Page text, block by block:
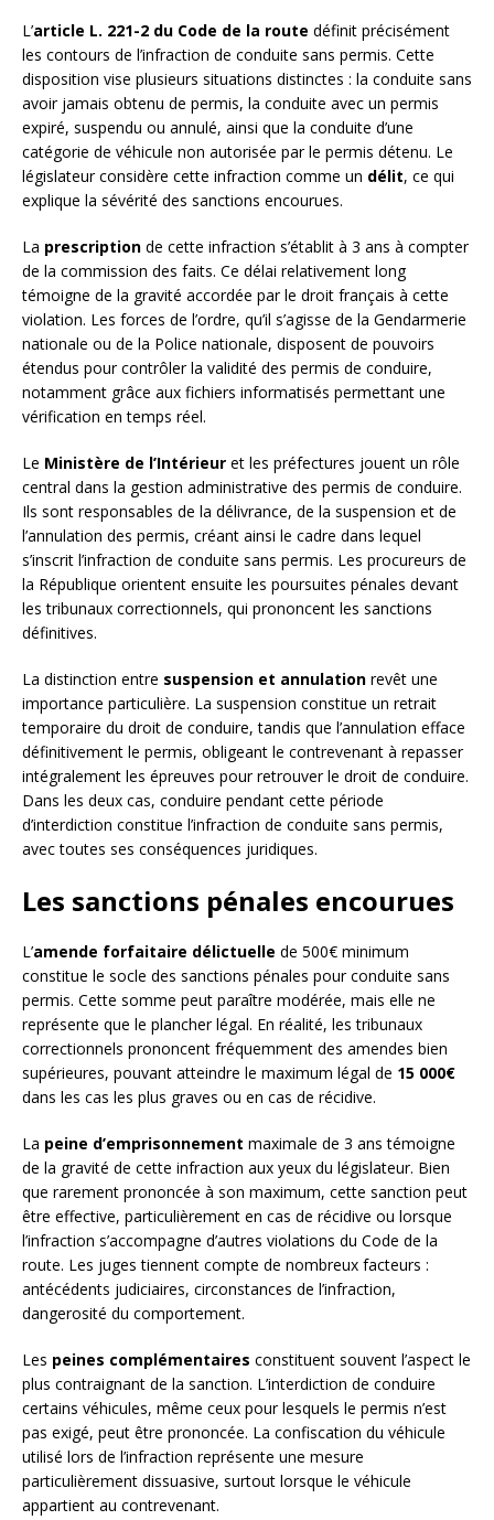
L’article L. 221-2 du Code de la route définit précisément
les contours de l’infraction de conduite sans permis. Cette
disposition vise plusieurs situations distinctes : la conduite sans
avoir jamais obtenu de permis, la conduite avec un permis
expiré, suspendu ou annulé, ainsi que la conduite d’une
catégorie de véhicule non autorisée par le permis détenu. Le
législateur considère cette infraction comme un délit, ce qui
explique la sévérité des sanctions encourues.
La prescription de cette infraction s’établit à 3 ans à compter
de la commission des faits. Ce délai relativement long
témoigne de la gravité accordée par le droit français à cette
violation. Les forces de l’ordre, qu’il s’agisse de la Gendarmerie
nationale ou de la Police nationale, disposent de pouvoirs
étendus pour contrôler la validité des permis de conduire,
notamment grâce aux fichiers informatisés permettant une
vérification en temps réel.
Le Ministère de l’Intérieur et les préfectures jouent un rôle
central dans la gestion administrative des permis de conduire.
Ils sont responsables de la délivrance, de la suspension et de
l’annulation des permis, créant ainsi le cadre dans lequel
s’inscrit l’infraction de conduite sans permis. Les procureurs de
la République orientent ensuite les poursuites pénales devant
les tribunaux correctionnels, qui prononcent les sanctions
définitives.
La distinction entre suspension et annulation revêt une
importance particulière. La suspension constitue un retrait
temporaire du droit de conduire, tandis que l’annulation efface
définitivement le permis, obligeant le contrevenant à repasser
intégralement les épreuves pour retrouver le droit de conduire.
Dans les deux cas, conduire pendant cette période
d’interdiction constitue l’infraction de conduite sans permis,
avec toutes ses conséquences juridiques.
Les sanctions pénales encourues
L’amende forfaitaire délictuelle de 500€ minimum
constitue le socle des sanctions pénales pour conduite sans
permis. Cette somme peut paraître modérée, mais elle ne
représente que le plancher légal. En réalité, les tribunaux
correctionnels prononcent fréquemment des amendes bien
supérieures, pouvant atteindre le maximum légal de 15 000€
dans les cas les plus graves ou en cas de récidive.
La peine d’emprisonnement maximale de 3 ans témoigne
de la gravité de cette infraction aux yeux du législateur. Bien
que rarement prononcée à son maximum, cette sanction peut
être effective, particulièrement en cas de récidive ou lorsque
l’infraction s’accompagne d’autres violations du Code de la
route. Les juges tiennent compte de nombreux facteurs :
antécédents judiciaires, circonstances de l’infraction,
dangerosité du comportement.
Les peines complémentaires constituent souvent l’aspect le
plus contraignant de la sanction. L’interdiction de conduire
certains véhicules, même ceux pour lesquels le permis n’est
pas exigé, peut être prononcée. La confiscation du véhicule
utilisé lors de l’infraction représente une mesure
particulièrement dissuasive, surtout lorsque le véhicule
appartient au contrevenant.